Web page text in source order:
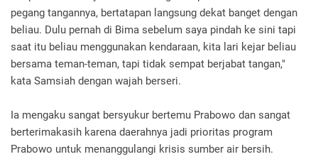
pegang tangannya, bertatapan langsung dekat banget dengan
beliau. Dulu pernah di Bima sebelum saya pindah ke sini tapi
saat itu beliau menggunakan kendaraan, kita lari kejar beliau
bersama teman-teman, tapi tidak sempat berjabat tangan,"
kata Samsiah dengan wajah berseri.
Ia mengaku sangat bersyukur bertemu Prabowo dan sangat
berterimakasih karena daerahnya jadi prioritas program
Prabowo untuk menanggulangi krisis sumber air bersih.